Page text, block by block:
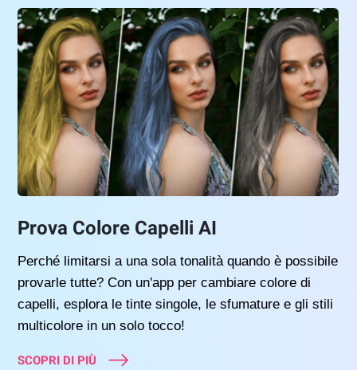
Prova Colore Capelli AI
Perché limitarsi a una sola tonalità quando è possibile
provarle tutte? Con un'app per cambiare colore di
capelli, esplora le tinte singole, le sfumature e gli stili
multicolore in un solo tocco!
SCOPRI DI PIÙ